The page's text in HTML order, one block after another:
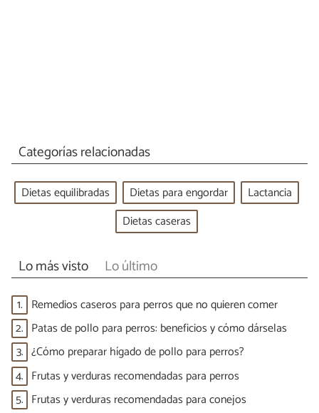
Categorías relacionadas
Dietas equilibradas Dietas para engordar
Lactancia
Dietas caseras
Lo más visto Lo último
1. Remedios caseros para perros que no quieren comer
2. Patas de pollo para perros: beneficios y cómo dárselas
3. ¿Cómo preparar hígado de pollo para perros?
4. Frutas y verduras recomendadas para perros
5. Frutas y verduras recomendadas para conejos